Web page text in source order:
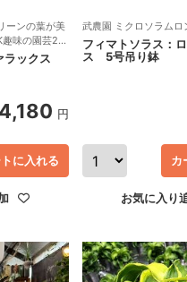
ーンの葉が美
趣味の園芸26
ラックス
4,180 円
に入れる
武農園 ミクロソラムロ
フィマトソラス：
ス 5号吊り鉢
カ
お気に入り